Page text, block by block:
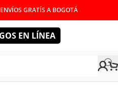
ENVÍOS GRATÍS A BOGOTÁ
EN LÍNEA
INSTRUMENTOS DE MEDICION